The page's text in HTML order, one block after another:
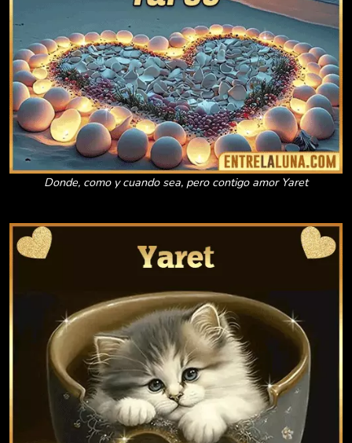
Donde, como y cuando sea, pero contigo amor Yaret